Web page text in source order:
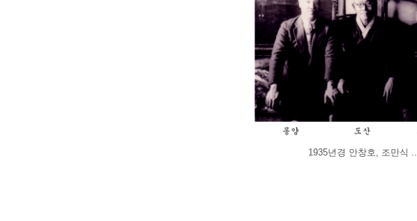
1935년경 안창호, 조만식 ..